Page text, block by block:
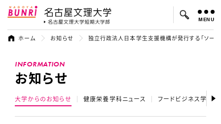
名古屋文理大学 名古屋文理大
よく検索されているキーワード：
MENU
ホーム お知らせ 独立行政法人日本学生支援機構が発行する「ソー
INFORMATION
お知らせ
大学からのお知らせ 健康栄養学科ニュース フードビジネス学科ニ